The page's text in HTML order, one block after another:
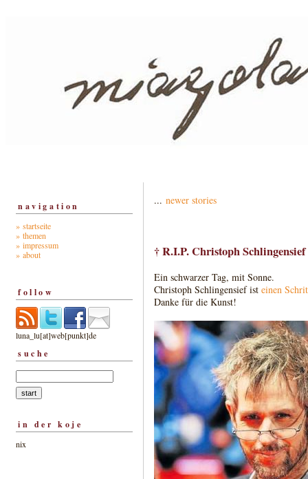
navigation
» startseite
» themen
» impressum
» about
follow
luna_lu[at]web[punkt]de
suche
in der koje
nix
... newer stories
† R.I.P. Christoph Schlingensief
Ein schwarzer Tag, mit Sonne.
Christoph Schlingensief ist einen
Danke für die Kunst!